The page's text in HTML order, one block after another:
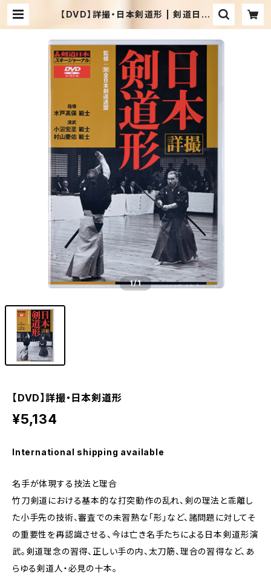
【DVD】詳撮・日本剣道形 | 剣道日本
1/1
【DVD】詳撮・日本剣道形
¥5,134
International shipping available
名手が体現する技法と理合
竹刀剣道における基本的な打突動作の乱れ、剣の理法と乖離し
た小手先の技術、審査での未習熟な「形」など、諸問題に対してそ
の重要性を再認識させる、今は亡き名手たちによる日本剣道形演
武。剣道理念の習得、正しい手の内、太刀筋、理合の習得など、あ
らゆる剣道人・必見の十本。